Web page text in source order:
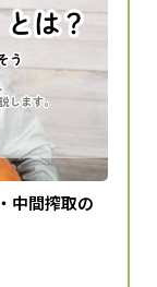
中間搾取の